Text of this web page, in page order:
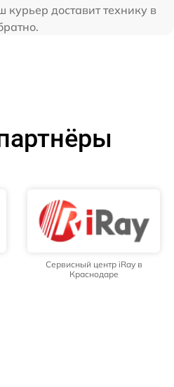
доставит технику в
Сервисный центр iRay в
Краснодаре